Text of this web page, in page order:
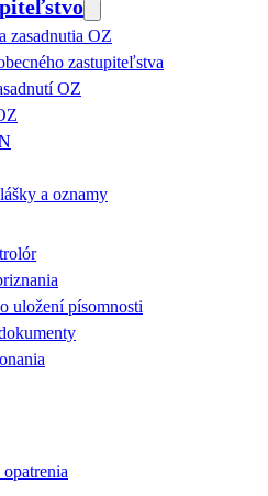
zasadnutia OZ
zastupiteľstva
OZ
a oznamy
uložení písomnosti